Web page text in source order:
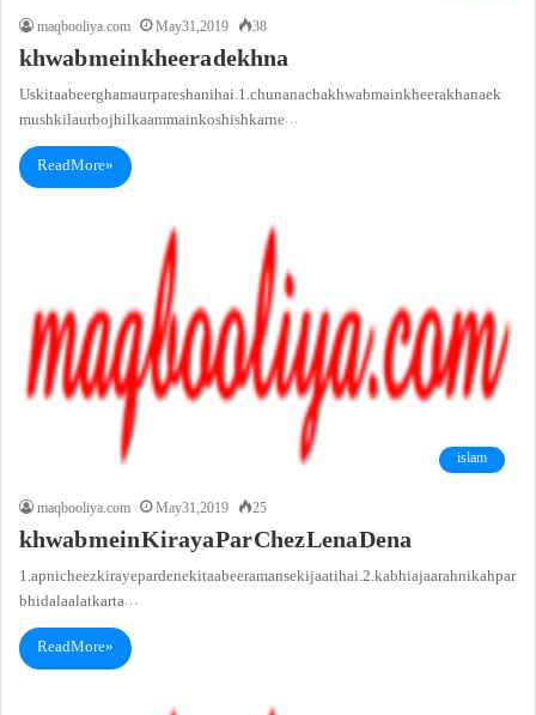
maqbooliya.com
May 31, 2019 38
khwab mein kheera dekhna
Us ki taabeer gham aur pareshani hai.1. chunanacha khwab main kheera khana ek
mushkil aur bojhil kaam main koshish karne…
Read More »
islam
maqbooliya.com
May 31, 2019 25
khwab mein Kiraya Par Chez Lena Dena
1. apni cheez kiraye par dene ki taabeer aman se ki jaati hai.2. kabhi ajaarah nikah par
bhi dalaalat karta…
Read More »